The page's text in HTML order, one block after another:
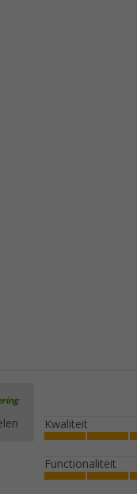
Kwaliteit
Functionaliteit